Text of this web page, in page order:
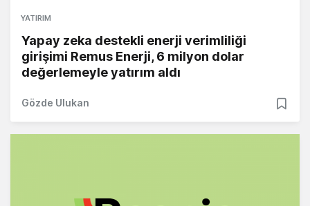
YATIRIM
Yapay zeka destekli enerji verimliliği
girişimi Remus Enerji, 6 milyon dolar
değerlemeyle yatırım aldı
Gözde Ulukan